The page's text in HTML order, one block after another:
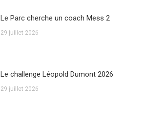
Le Parc cherche un coach Mess 2
29 juillet 2026
Le challenge Léopold Dumont 2026
29 juillet 2026